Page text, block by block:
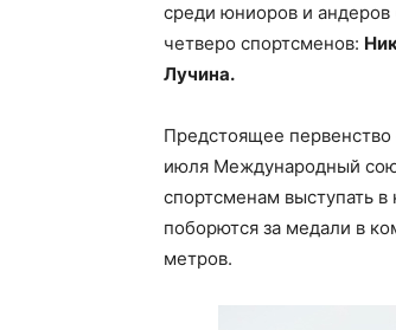
среди юниоров и андеров
четверо спортсменов:
Лучина.
Предстоящее первенство
июля Международный
спортсменам выступать
поборются за медали в
метров.